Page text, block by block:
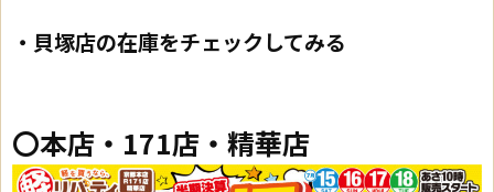
・貝塚店の在庫をチェックしてみる
〇本店・171店・精華店